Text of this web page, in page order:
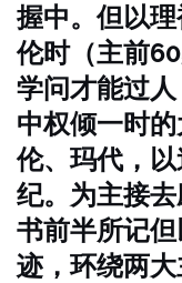
握中。但以
伦时（主前
学问才能过
中权倾一时
伦、玛代，
纪。为主接去
书前半所记
迹，环绕两